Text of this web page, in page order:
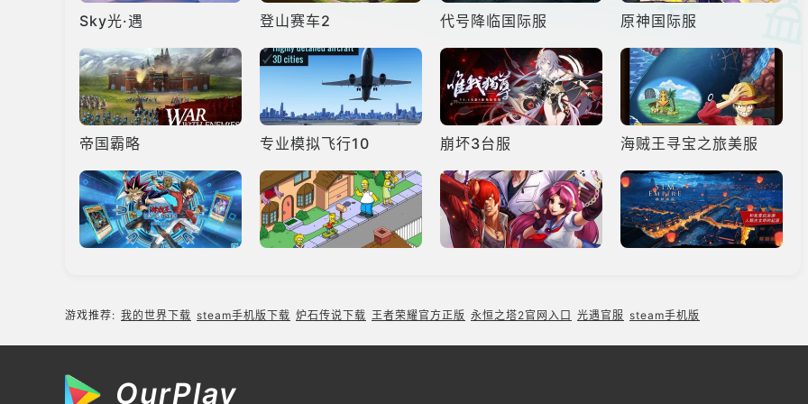
Sky光·遇 登山赛车2 代号降临国际服 原神国际服
帝国霸略 专业模拟飞行10 崩坏3台服 海贼王寻宝之旅美服
魔法禁书目录幻想收束
游戏推荐: 我的世界下载 steam手机版下载 炉石传说下载 王者荣耀官方正版 永恒之塔2官网入口 光遇官服 steam手机版
OurPlay